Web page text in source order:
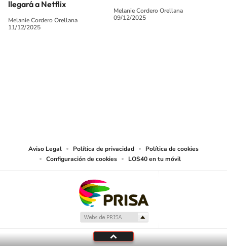
llegará a Netflix
Melanie Cordero Orellana
11/12/2025
Melanie Cordero Orellana
09/12/2025
Aviso Legal Política de privacidad
Política de cookies
Configuración de cookies
LOS40 en tu móvil